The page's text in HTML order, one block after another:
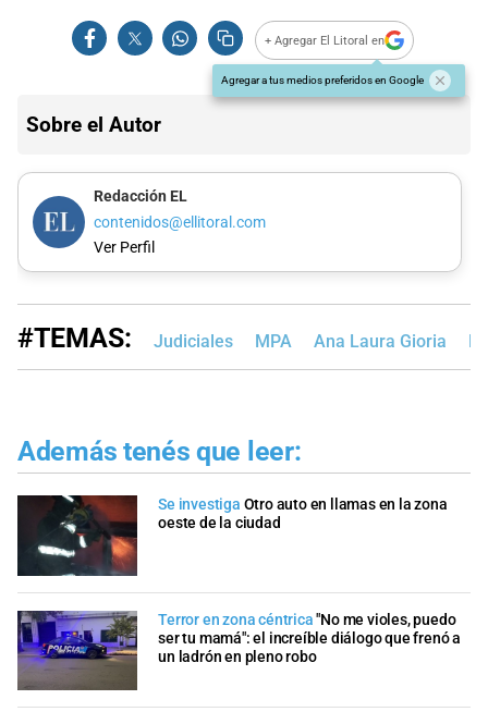
+ Agregar El Litoral en
Agregar a tus medios preferidos en Google
Sobre el Autor
Redacción EL
contenidos@ellitoral.com
Ver Perfil
#TEMAS: Judiciales MPA Ana Laura Gioria
Además tenés que leer:
Se investiga Otro auto en llamas en la zona
oeste de la ciudad
Terror en zona céntrica "No me violes, puedo
ser tu mamá": el increíble diálogo que frenó a
un ladrón en pleno robo